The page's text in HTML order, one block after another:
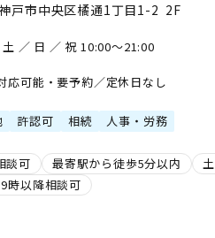
戸市中央区橘通1丁目1-2 2F
／ 日 ／ 祝 10:00～21:00
応可能・要予約／定休日なし
許認可 相続 人事・労務
談可 最寄駅から徒歩5分以内
時以降相談可